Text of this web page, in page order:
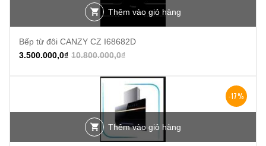
Thêm vào giỏ hàng
Bếp từ đôi CANZY CZ I68682D
10.800.000,0₫
3.500.000,0₫
-17%
Thêm vào giỏ hàng